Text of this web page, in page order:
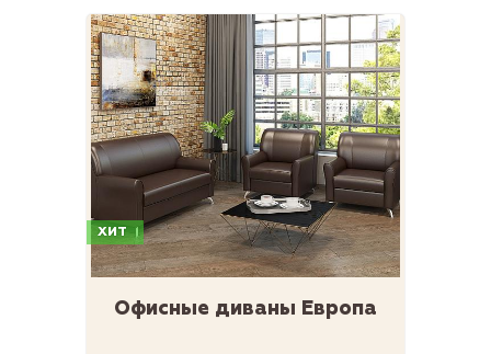
ХИТ
Офисные диваны Европа